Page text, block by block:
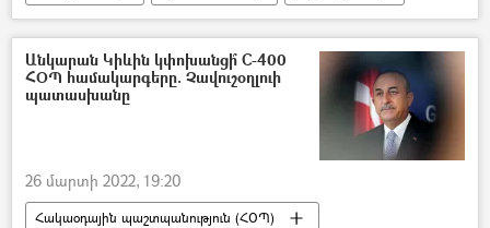
ավիավթար
Մահ
Անկարան Կիևին կփոխանցի՞ С-400
ՀՕՊ համակարգերը. Չավուշօղլուի
պատասխանը
26 մարտի 2022, 19:20
Հակաօդային պաշտպանություն (ՀՕՊ)